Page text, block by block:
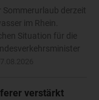
Sommerurlaub derzeit
im Rhein.
Situation für die
verstärkt